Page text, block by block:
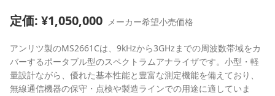
定価: ¥1,050,000 メーカー希望小売価格
アンリツ製のMS2661Cは、9kHzから3GHzまでの周波数帯域をカ
バーするポータブル型のスペクトラムアナライザです。小型・軽
量設計ながら、優れた基本性能と豊富な測定機能を備えており、
無線通信機器の保守・点検や製造ラインでの用途に適していま